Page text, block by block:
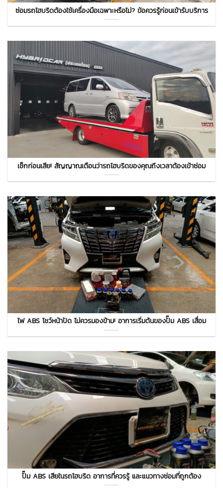
ซ่อมรถไฮบริดต้องใช้เครื่องมือเฉพาะหรือไม่? ข้อควรรู้ก่อนเข้ารับบริการ
เช็กก่อนเสีย! สัญญาณเตือนว่ารถไฮบริดของคุณถึงเวลาต้องเข้าซ่อม
ไฟ ABS โชว์หน้าปัด ไม่ควรมองข้าม! อาการเริ่มต้นของปั๊ม ABS เสื่อม
ปั๊ม ABS เสียในรถไฮบริด อาการที่ควรรู้ และแนวทางซ่อมที่ถูกต้อง